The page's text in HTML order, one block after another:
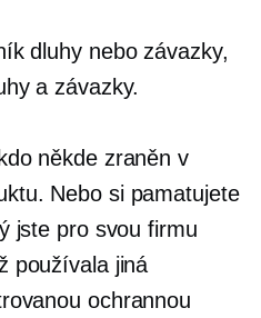
dluhy nebo závazky,
a závazky.
někde zraněn v
Nebo si pamatujete
jste pro svou firmu
používala jiná
ochrannou